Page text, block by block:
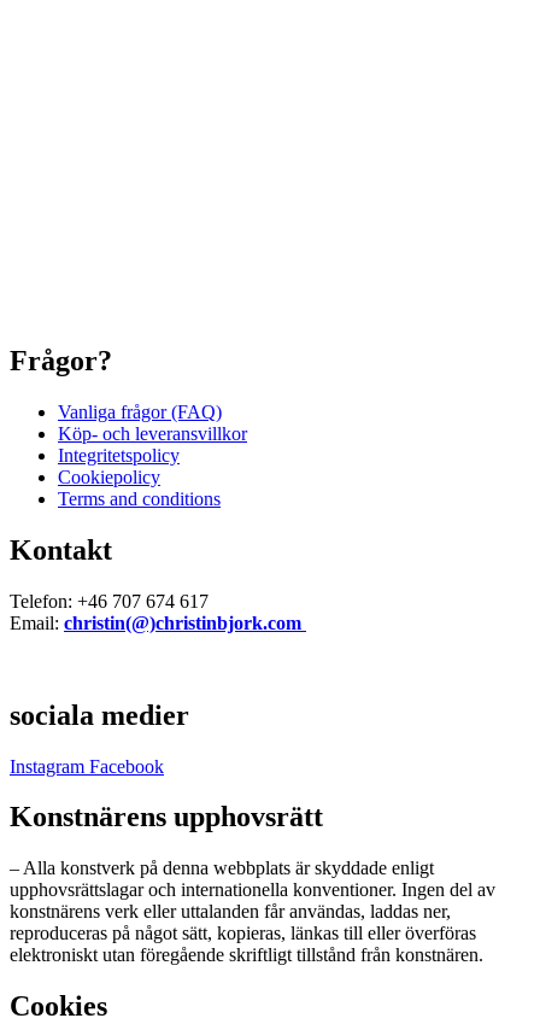
Frågor?
Vanliga frågor (FAQ)
Köp- och leveransvillkor
Integritetspolicy
Cookiepolicy
Terms and conditions
Kontakt
Telefon: +46 707 674 617
Email: christin(@)christinbjork.com
sociala medier
Instagram Facebook
Konstnärens upphovsrätt
– Alla konstverk på denna webbplats är skyddade enligt
upphovsrättslagar och internationella konventioner. Ingen del av
konstnärens verk eller uttalanden får användas, laddas ner,
reproduceras på något sätt, kopieras, länkas till eller överföras
elektroniskt utan föregående skriftligt tillstånd från konstnären.
Cookies